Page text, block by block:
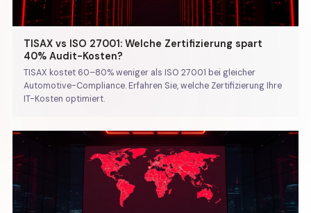
TISAX vs ISO 27001: Welche Zertifizierung spart
40% Audit-Kosten?
TISAX kostet 60–80% weniger als ISO 27001 bei gleicher
Automotive-Compliance. Erfahren Sie, welche Zertifizierung Ihre
IT-Kosten optimiert.